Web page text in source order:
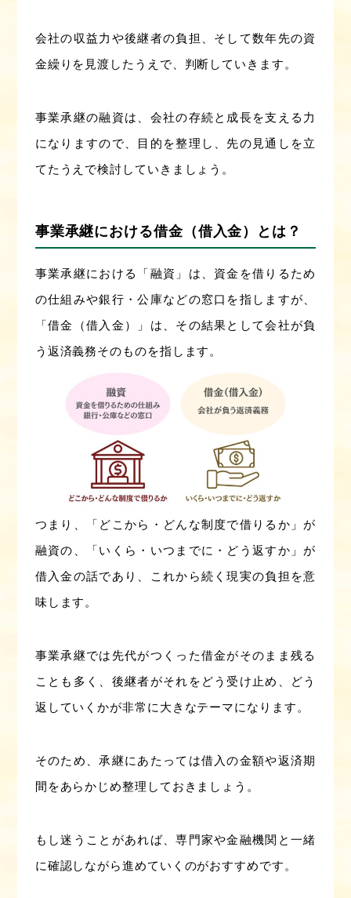
会社の収益力や後継者の負担、そして数年先の資
金繰りを見渡したうえで、判断していきます。
事業承継の融資は、会社の存続と成長を支える力
になりますので、目的を整理し、先の見通しを立
てたうえで検討していきましょう。
事業承継における借金（借入金）とは？
事業承継における「融資」は、資金を借りるため
の仕組みや銀行・公庫などの窓口を指しますが、
「借金（借入金）」は、その結果として会社が負
う返済義務そのものを指します。
つまり、「どこから・どんな制度で借りるか」が
融資の、「いくら・いつまでに・どう返すか」が
借入金の話であり、これから続く現実の負担を意
味します。
事業承継では先代がつくった借金がそのまま残る
ことも多く、後継者がそれをどう受け止め、どう
返していくかが非常に大きなテーマになります。
そのため、承継にあたっては借入の金額や返済期
間をあらかじめ整理しておきましょう。
もし迷うことがあれば、専門家や金融機関と一緒
に確認しながら進めていくのがおすすめです。